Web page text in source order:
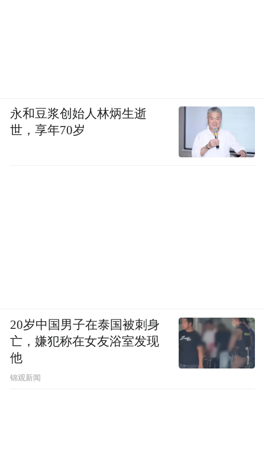
永和豆浆创始人林炳生逝
世，享年70岁
20岁中国男子在泰国被刺身
亡，嫌犯称在女友浴室发现
他
锦观新闻